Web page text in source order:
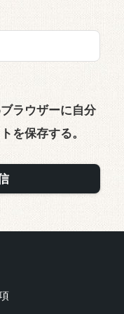
ラウザーに自分
を保存する。